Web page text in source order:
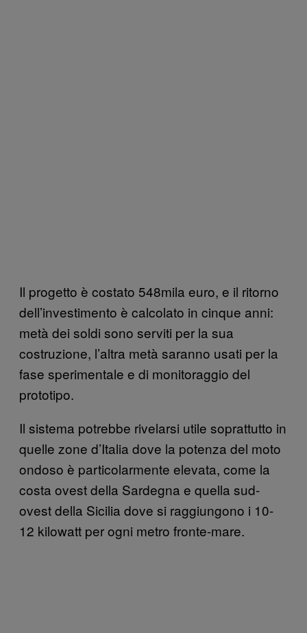
Il progetto è costato 548mila euro, e il ritorno
dell’investimento è calcolato in cinque anni:
metà dei soldi sono serviti per la sua
costruzione, l’altra metà saranno usati per la
fase sperimentale e di monitoraggio del
prototipo.
Il sistema potrebbe rivelarsi utile soprattutto in
quelle zone d’Italia dove la potenza del moto
ondoso è particolarmente elevata, come la
costa ovest della Sardegna e quella sud-
ovest della Sicilia dove si raggiungono i 10-
12 kilowatt per ogni metro fronte-mare.